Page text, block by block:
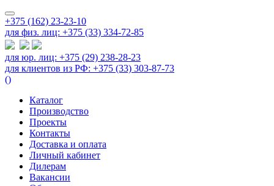
+375 (162) 23-23-10
для физ. лиц: +375 (33) 334-72-85
для юр. лиц: +375 (29) 238-28-23
для клиентов из РФ: +375 (33) 303-87-73
()
Каталог
Производство
Проекты
Контакты
Доставка и оплата
Личный кабинет
Дилерам
Вакансии